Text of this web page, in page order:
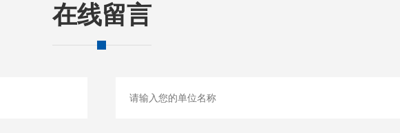
在线留言